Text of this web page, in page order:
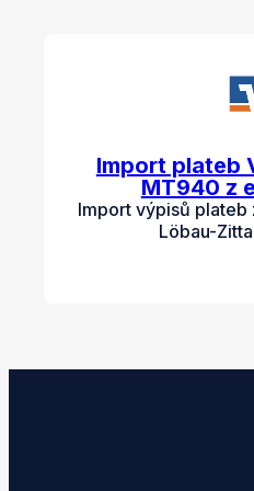
Import plateb
MT940 z
Import výpisů plateb
Löbau-